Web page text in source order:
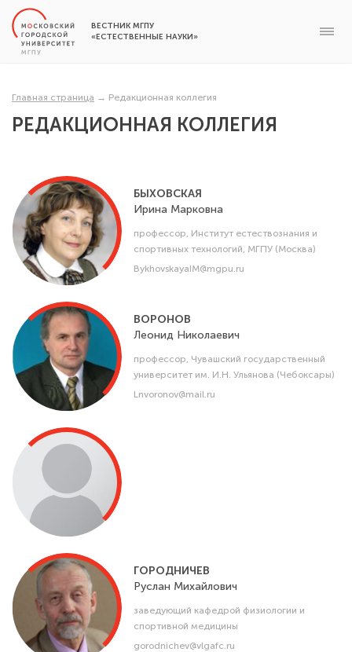
ВЕСТНИК МГПУ
«ЕСТЕСТВЕННЫЕ НАУКИ»
Главная страница → Редакционная коллегия
РЕДАКЦИОННАЯ КОЛЛЕГИЯ
БЫХОВСКАЯ
Ирина Марковна
профессор, Институт естествознания и
спортивных технологий, МГПУ (Москва)
BykhovskayaIM@mgpu.ru
ВОРОНОВ
Леонид Николаевич
профессор, Чувашский государственный
университет им. И.Н. Ульянова (Чебоксары)
Lnvoronov@mail.ru
ГОРОДНИЧЕВ
Руслан Михайлович
заведующий кафедрой физиологии и
спортивной медицины
gorodnichev@vlgafc.ru